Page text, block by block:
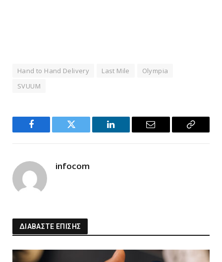
Hand to Hand Delivery Last Mile
Olympia
SVUUM
Facebook Twitter LinkedIn Email
Copy
infocom
ΔΙΑΒΑΣΤΕ ΕΠΙΣΗΣ